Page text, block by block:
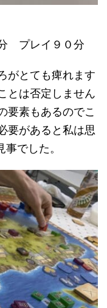
プレイ９０分
がとても痺れます
とは否定しません
要素もあるのでこ
要があると私は思
でした。